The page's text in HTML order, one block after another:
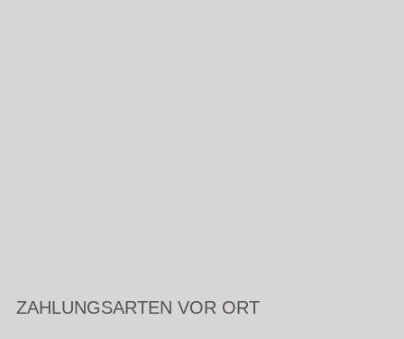
ZAHLUNGSARTEN VOR ORT